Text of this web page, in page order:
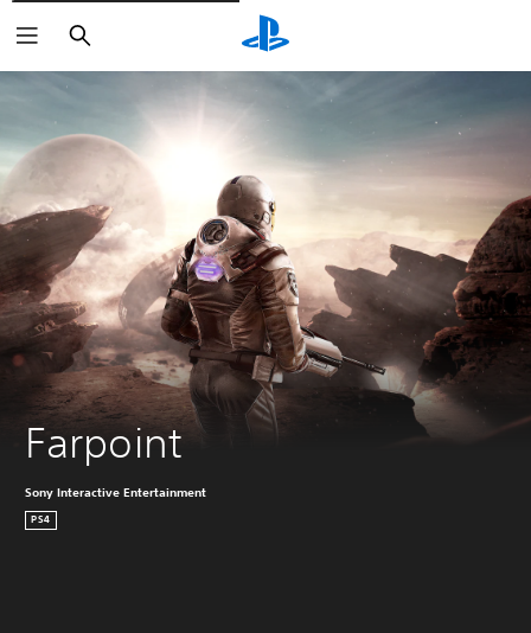
Zoeken
Farpoint
Sony Interactive Entertainment
PS4